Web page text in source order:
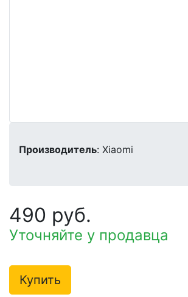
Производитель: Xiaomi
490 руб.
Уточняйте у продавца
Купить